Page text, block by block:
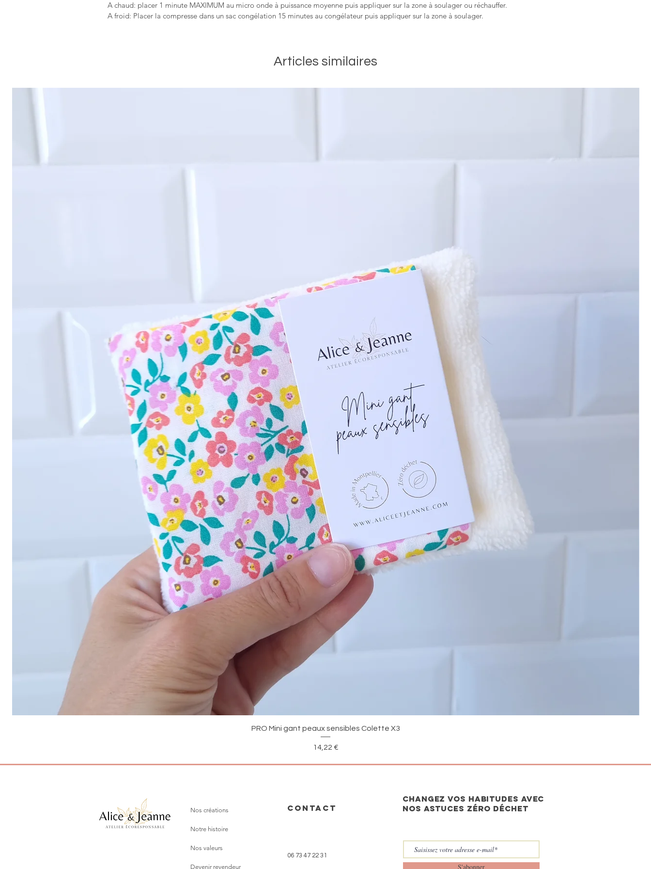
A chaud: placer 1 minute MAXIMUM au micro onde à puissance moyenne puis appliquer sur la zone à soulager ou réchauffer.
A froid: Placer la compresse dans un sac congélation 15 minutes au congélateur puis appliquer sur la zone à soulager.
Articles similaires
Aperçu rapide
PRO Mini gant peaux sensibles Colette X3
Prix
14,22 €
Nos créations
Notre histoire
Nos valeurs
Devenir revendeur
CONTACT
06 73 47 22 31
CHANGEZ vos habitudes avec
nos astuces zéro déchet
S'abonner